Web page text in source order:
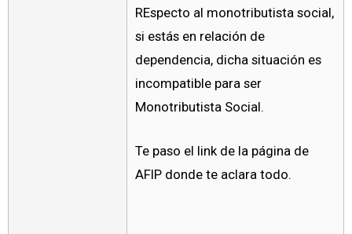
REspecto al monotributista social,
si estás en relación de
dependencia, dicha situación es
incompatible para ser
Monotributista Social.
Te paso el link de la página de
AFIP donde te aclara todo.